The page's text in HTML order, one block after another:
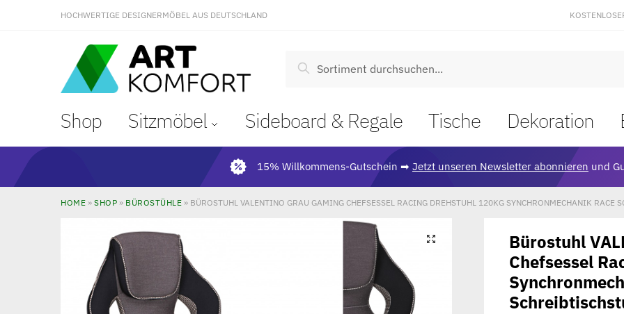
HOCHWERTIGE DESIGNERMÖBEL AUS DEUTSCHLAND
Suche
Shop Sitzmöbel Sideboard & Regale Tische Dekoration
15% Willkommens-Gutschein ➡ Jetzt unseren Newsletter abonnieren und
HOME »SHOP » BÜROSTÜHLE » BÜROSTUHL VALENTINO GRAU GAMING CHEFSESSEL RACING DREHSTUHL 120KG SYNCHRONMECHANIK RACE
🔍
Bürostuhl
Chefsessel